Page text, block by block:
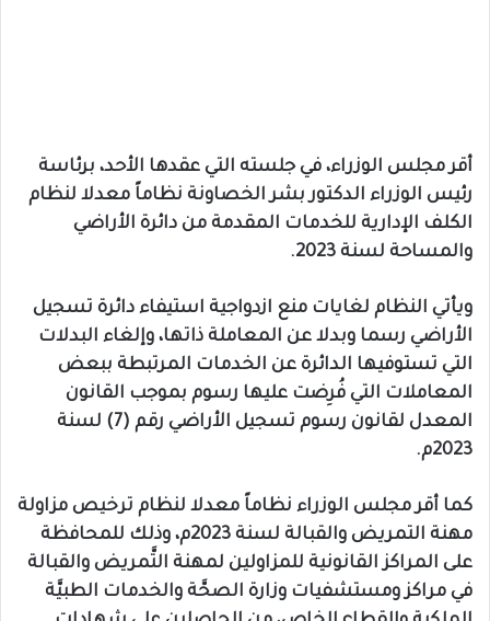
أقر مجلس الوزراء، في جلسته التي عقدها الأحد، برئاسة
رئيس الوزراء الدكتور بشر الخصاونة نظاماً معدلا لنظام
الكلف الإدارية للخدمات المقدمة من دائرة الأراضي
والمساحة لسنة 2023.
ويأتي النظام لغايات منع ازدواجية استيفاء دائرة تسجيل
الأراضي رسما وبدلا عن المعاملة ذاتها، وإلغاء البدلات
التي تستوفيها الدائرة عن الخدمات المرتبطة ببعض
المعاملات التي فُرِضت عليها رسوم بموجب القانون
المعدل لقانون رسوم تسجيل الأراضي رقم (7) لسنة
2023م.
كما أقر مجلس الوزراء نظاماً معدلا لنظام ترخيص مزاولة
مهنة التمريض والقبالة لسنة 2023م، وذلك للمحافظة
على المراكز القانونية للمزاولين لمهنة التَّمريض والقبالة
في مراكز ومستشفيات وزارة الصحَّة والخدمات الطبيَّة